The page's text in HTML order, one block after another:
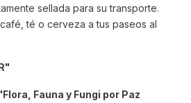
sellada para su transporte.
té o cerveza a tus paseos al
Fauna y Fungi por Paz